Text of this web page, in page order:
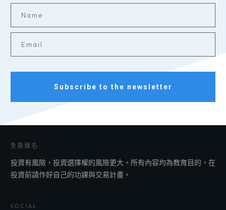
Subscribe to the newsletter
免責聲名
投資有風險，投資選擇權的風險更大。所有內容均為教育目的，在
投資前請作好自己的功課與交易計畫。
SOCIAL